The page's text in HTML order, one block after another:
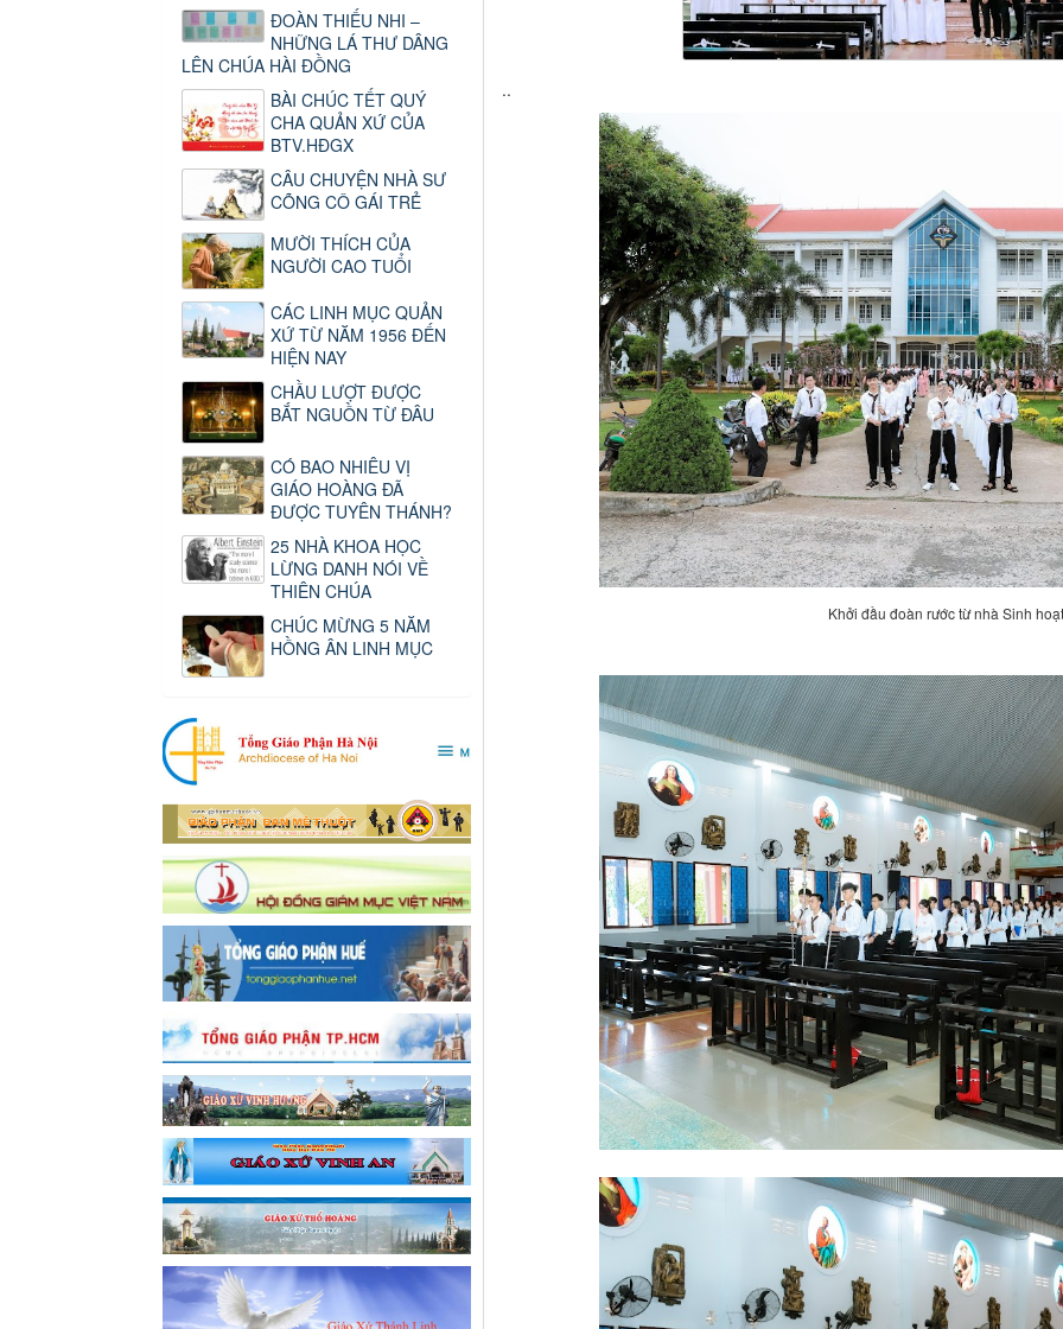
..
Khởi đầu đoàn rước từ nhà Sinh
ĐOÀN THIẾU NHI –
NHỮNG LÁ THƯ DÂNG
LÊN CHÚA HÀI ĐỒNG
BÀI CHÚC TẾT QUÝ
CHA QUẢN XỨ CỦA
BTV.HĐGX
CÂU CHUYỆN NHÀ SƯ
CÕNG CÔ GÁI TRẺ
MƯỜI THÍCH CỦA
NGƯỜI CAO TUỔI
CÁC LINH MỤC QUẢN
XỨ TỪ NĂM 1956 ĐẾN
HIỆN NAY
CHẦU LƯỢT ĐƯỢC
BẮT NGUỒN TỪ ĐÂU
CÓ BAO NHIÊU VỊ
GIÁO HOÀNG ĐÃ
ĐƯỢC TUYÊN THÁNH?
25 NHÀ KHOA HỌC
LỪNG DANH NÓI VỀ
THIÊN CHÚA
CHÚC MỪNG 5 NĂM
HỒNG ÂN LINH MỤC